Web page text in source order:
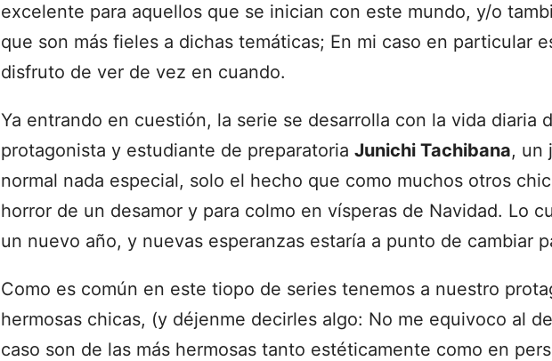
excelente para aquellos que se inician con este mundo, y/o
que son más fieles a dichas temáticas; En mi caso en particular
disfruto de ver de vez en cuando.
Ya entrando en cuestión, la serie se desarrolla con la vida diaria
protagonista y estudiante de preparatoria Junichi Tachibana, un
normal nada especial, solo el hecho que como muchos otros
horror de un desamor y para colmo en vísperas de Navidad. Lo
un nuevo año, y nuevas esperanzas estaría a punto de cambiar
Como es común en este tiopo de series tenemos a nuestro
hermosas chicas, (y déjenme decirles algo: No me equivoco al
caso son de las más hermosas tanto estéticamente como en